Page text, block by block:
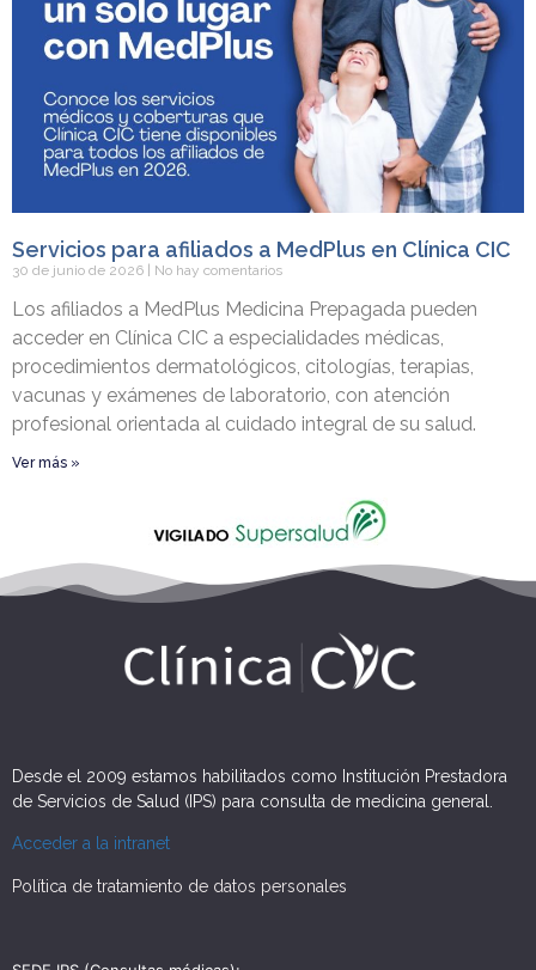
Servicios para afiliados a MedPlus en Clínica CIC
30 de junio de 2026 No hay comentarios
Los afiliados a MedPlus Medicina Prepagada pueden
acceder en Clínica CIC a especialidades médicas,
procedimientos dermatológicos, citologías, terapias,
vacunas y exámenes de laboratorio, con atención
profesional orientada al cuidado integral de su salud.
Ver más »
Desde el 2009 estamos habilitados como Institución Prestadora
de Servicios de Salud (IPS) para consulta de medicina general.
Acceder a la intranet
Política de tratamiento de datos personales